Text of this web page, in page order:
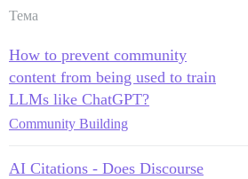
Тема
How to prevent community
content from being used to train
LLMs like ChatGPT?
Community Building
AI Citations - Does Discourse